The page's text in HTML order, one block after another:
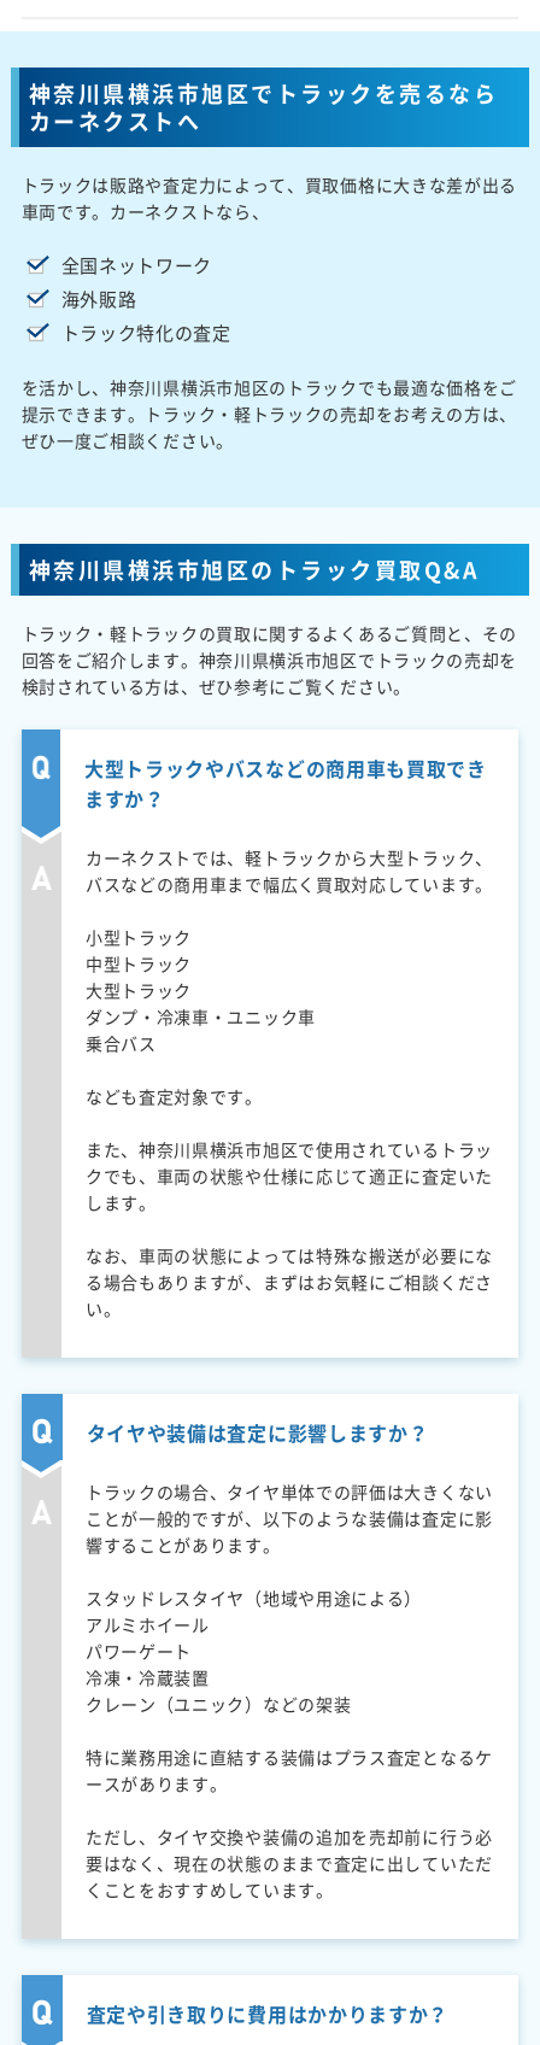
神奈川県横浜市旭区でトラックを売るなら
カーネクストへ
トラックは販路や査定力によって、買取価格に大きな差が出る
車両です。カーネクストなら、
全国ネットワーク
海外販路
トラック特化の査定
を活かし、神奈川県横浜市旭区のトラックでも最適な価格をご
提示できます。トラック・軽トラックの売却をお考えの方は、
ぜひ一度ご相談ください。
神奈川県横浜市旭区のトラック買取Q&A
トラック・軽トラックの買取に関するよくあるご質問と、その
回答をご紹介します。神奈川県横浜市旭区でトラックの売却を
検討されている方は、ぜひ参考にご覧ください。
大型トラックやバスなどの商用車も買取でき
ますか？
カーネクストでは、軽トラックから大型トラック、
バスなどの商用車まで幅広く買取対応しています。
小型トラック
中型トラック
大型トラック
ダンプ・冷凍車・ユニック車
乗合バス
なども査定対象です。
また、神奈川県横浜市旭区で使用されているトラッ
クでも、車両の状態や仕様に応じて適正に査定いた
します。
なお、車両の状態によっては特殊な搬送が必要にな
る場合もありますが、まずはお気軽にご相談くださ
い。
タイヤや装備は査定に影響しますか？
トラックの場合、タイヤ単体での評価は大きくない
ことが一般的ですが、以下のような装備は査定に影
響することがあります。
スタッドレスタイヤ（地域や用途による）
アルミホイール
パワーゲート
冷凍・冷蔵装置
クレーン（ユニック）などの架装
特に業務用途に直結する装備はプラス査定となるケ
ースがあります。
ただし、タイヤ交換や装備の追加を売却前に行う必
要はなく、現在の状態のままで査定に出していただ
くことをおすすめしています。
査定や引き取りに費用はかかりますか？